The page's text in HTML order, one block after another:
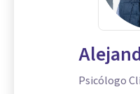
Psicólogo